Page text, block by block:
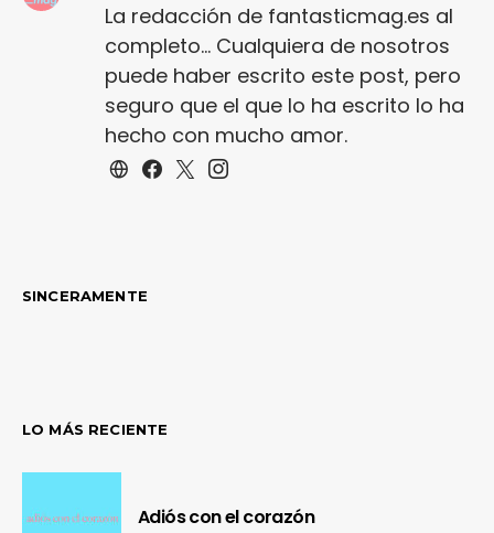
La redacción de fantasticmag.es al
completo... Cualquiera de nosotros
puede haber escrito este post, pero
seguro que el que lo ha escrito lo ha
hecho con mucho amor.
SINCERAMENTE
LO MÁS RECIENTE
Adiós con el corazón